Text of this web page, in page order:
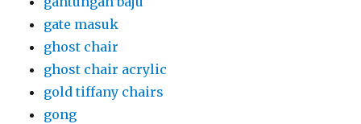
gate masuk
ghost chair
ghost chair acrylic
gold tiffany chairs
gong